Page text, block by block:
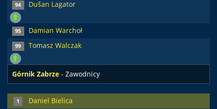
94 Dušan Lagator
95 Damian Warchoł
99 Tomasz Walczak
Górnik Zabrze - Zawodnicy
1 Daniel Bielica